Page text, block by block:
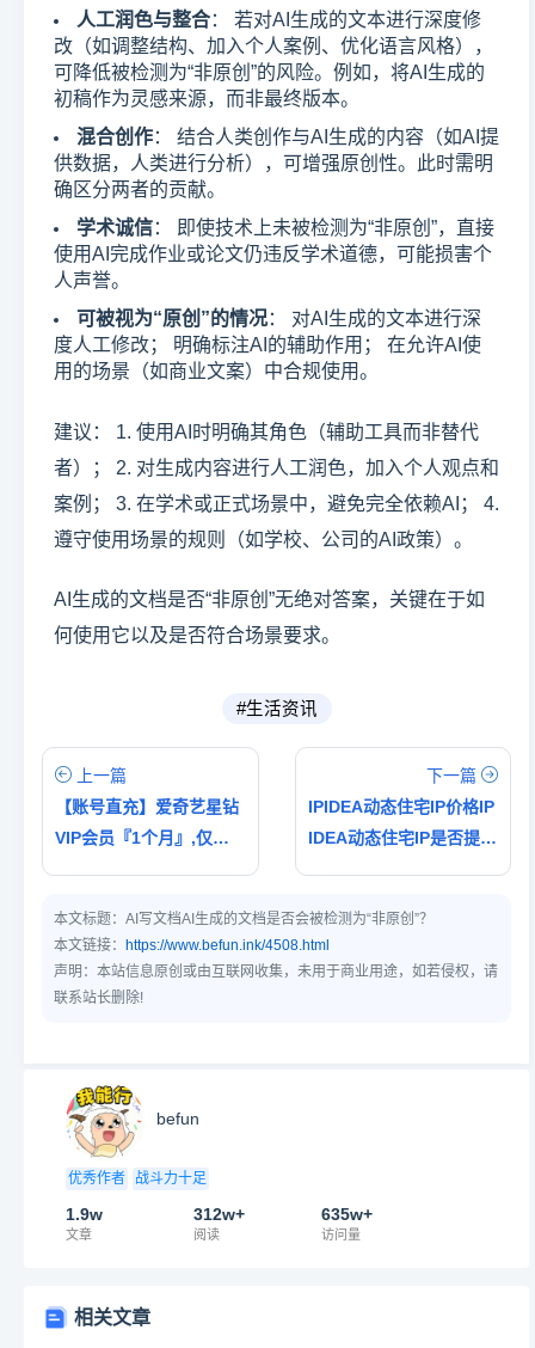
人工润色与整合： 若对AI生成的文本进行深度修
改（如调整结构、加入个人案例、优化语言风格），
可降低被检测为“非原创”的风险。例如，将AI生成的
初稿作为灵感来源，而非最终版本。
混合创作： 结合人类创作与AI生成的内容（如AI提
供数据，人类进行分析），可增强原创性。此时需明
确区分两者的贡献。
学术诚信： 即使技术上未被检测为“非原创”，直接
使用AI完成作业或论文仍违反学术道德，可能损害个
人声誉。
可被视为“原创”的情况： 对AI生成的文本进行深
度人工修改； 明确标注AI的辅助作用； 在允许AI使
用的场景（如商业文案）中合规使用。
建议： 1. 使用AI时明确其角色（辅助工具而非替代
者）； 2. 对生成内容进行人工润色，加入个人观点和
案例； 3. 在学术或正式场景中，避免完全依赖AI； 4.
遵守使用场景的规则（如学校、公司的AI政策）。
AI生成的文档是否“非原创”无绝对答案，关键在于如
何使用它以及是否符合场景要求。
#生活资讯
上一篇
【账号直充】爱奇艺星钻
VIP会员『1个月』,仅需2
下一篇
IPIDEA动态住宅IP价格IP
IDEA动态住宅IP是否提供
本文标题： AI写文档AI生成的文档是否会被检测为“非原创”？
本文链接： https://www.befun.ink/4508.html
声明：本站信息原创或由互联网收集，未用于商业用途，如若侵权，请
联系站长删除!
befun
优秀作者 战斗力十足
1.9w
文章
312w+
阅读
635w+
访问量
相关文章